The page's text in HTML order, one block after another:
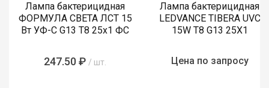
Лампа бактерицидная
ФОРМУЛА СВЕТА ЛСТ 15
Вт УФ-С G13 T8 25х1 ФС
247.50 ₽ / шт.
Лампа бактерицидная
LEDVANCE TIBERA UVC
15W T8 G13 25X1
Цена по запросу